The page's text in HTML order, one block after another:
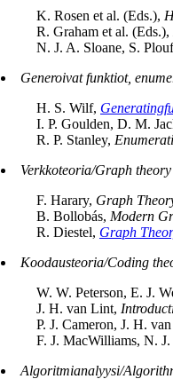
K. Rosen et al. (Eds.),
R. Graham et al. (Eds.),
N. J. A. Sloane, S.
Generoivat funktiot,
H. S. Wilf,
I. P. Goulden, D. M.
R. P. Stanley,
Verkkoteoria/Graph theory
F. Harary, Graph
B. Bollobás, Modern
R. Diestel, Graph
Koodausteoria/Coding
W. W. Peterson, E. J.
J. H. van Lint,
P. J. Cameron, J. H.
F. J. MacWilliams, N. J.
Algoritmianalyysi/